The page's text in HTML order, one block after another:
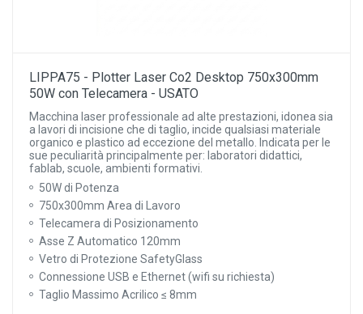
LIPPA75 - Plotter Laser Co2 Desktop 750x300mm
50W con Telecamera - USATO
Macchina laser professionale ad alte prestazioni, idonea sia
a lavori di incisione che di taglio, incide qualsiasi materiale
organico e plastico ad eccezione del metallo. Indicata per le
sue peculiarità principalmente per: laboratori didattici,
fablab, scuole, ambienti formativi.
50W di Potenza
750x300mm Area di Lavoro
Telecamera di Posizionamento
Asse Z Automatico 120mm
Vetro di Protezione SafetyGlass
Connessione USB e Ethernet (wifi su richiesta)
Taglio Massimo Acrilico ≤ 8mm